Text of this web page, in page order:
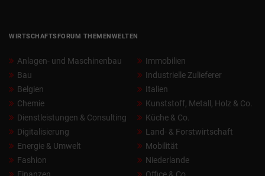
WIRTSCHAFTSFORUM THEMENWELTEN
Anlagen- und Maschinenbau
Bau
Belgien
Chemie
Dienstleistungen & Consulting
Digitalisierung
Energie & Umwelt
Fashion
Immobilien
Industrielle Zulieferer
Italien
Kunststoff, Metall, Holz & Co.
Küche & Co.
Land- & Forstwirtschaft
Mobilität
Niederlande